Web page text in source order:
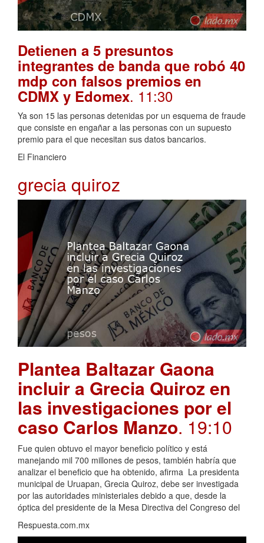
Detienen a 5 presuntos
integrantes de banda que robó 40
mdp con falsos premios en
CDMX y Edomex. 11:30
Ya son 15 las personas detenidas por un esquema de fraude
que consiste en engañar a las personas con un supuesto
premio para el que necesitan sus datos bancarios.
El Financiero
grecia quiroz
Plantea Baltazar Gaona
incluir a Grecia Quiroz en
las investigaciones por el
caso Carlos Manzo. 19:10
Fue quien obtuvo el mayor beneficio político y está
manejando mil 700 millones de pesos, también habría que
analizar el beneficio que ha obtenido, afirma La presidenta
municipal de Uruapan, Grecia Quiroz, debe ser investigada
por las autoridades ministeriales debido a que, desde la
óptica del presidente de la Mesa Directiva del Congreso del
Respuesta.com.mx